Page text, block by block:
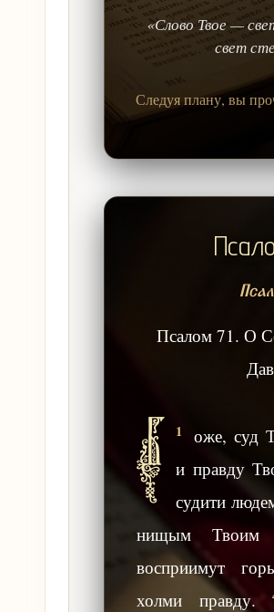
«Слово Твое —
свет
Следуя плану, вы
Псалом 71. О
1
Б
оже, суд
и правду
судити
нищым
восприимут
холми правду.